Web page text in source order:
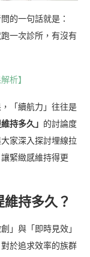
的一句話就是：
一次診所，有沒有
析】
「續航力」往往是
持多久」 的討論度
家深入探討埋線拉
緊緻感維持得更
持多久？
」與「即時見效」
於追求效率的族群